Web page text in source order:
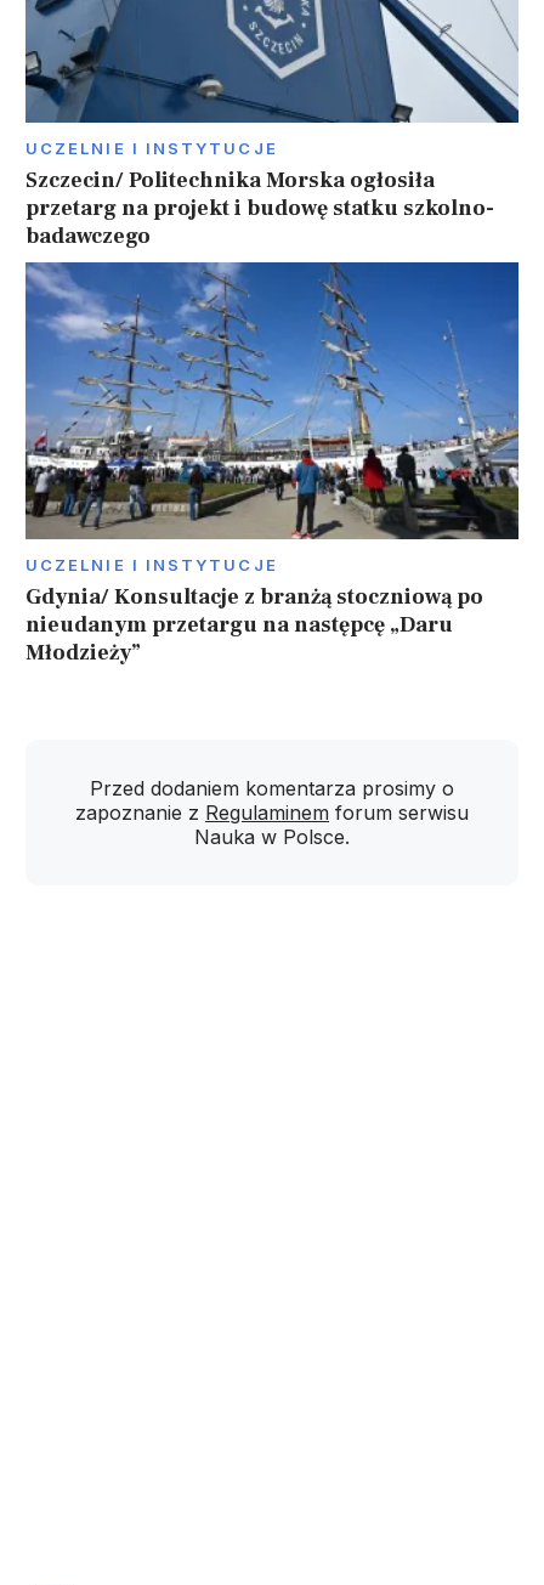
UCZELNIE I INSTYTUCJE
Szczecin/ Politechnika Morska ogłosiła
przetarg na projekt i budowę statku szkolno-
badawczego
UCZELNIE I INSTYTUCJE
Gdynia/ Konsultacje z branżą stoczniową po
nieudanym przetargu na następcę „Daru
Młodzieży”
Przed dodaniem komentarza prosimy o
zapoznanie z Regulaminem forum serwisu
Nauka w Polsce.